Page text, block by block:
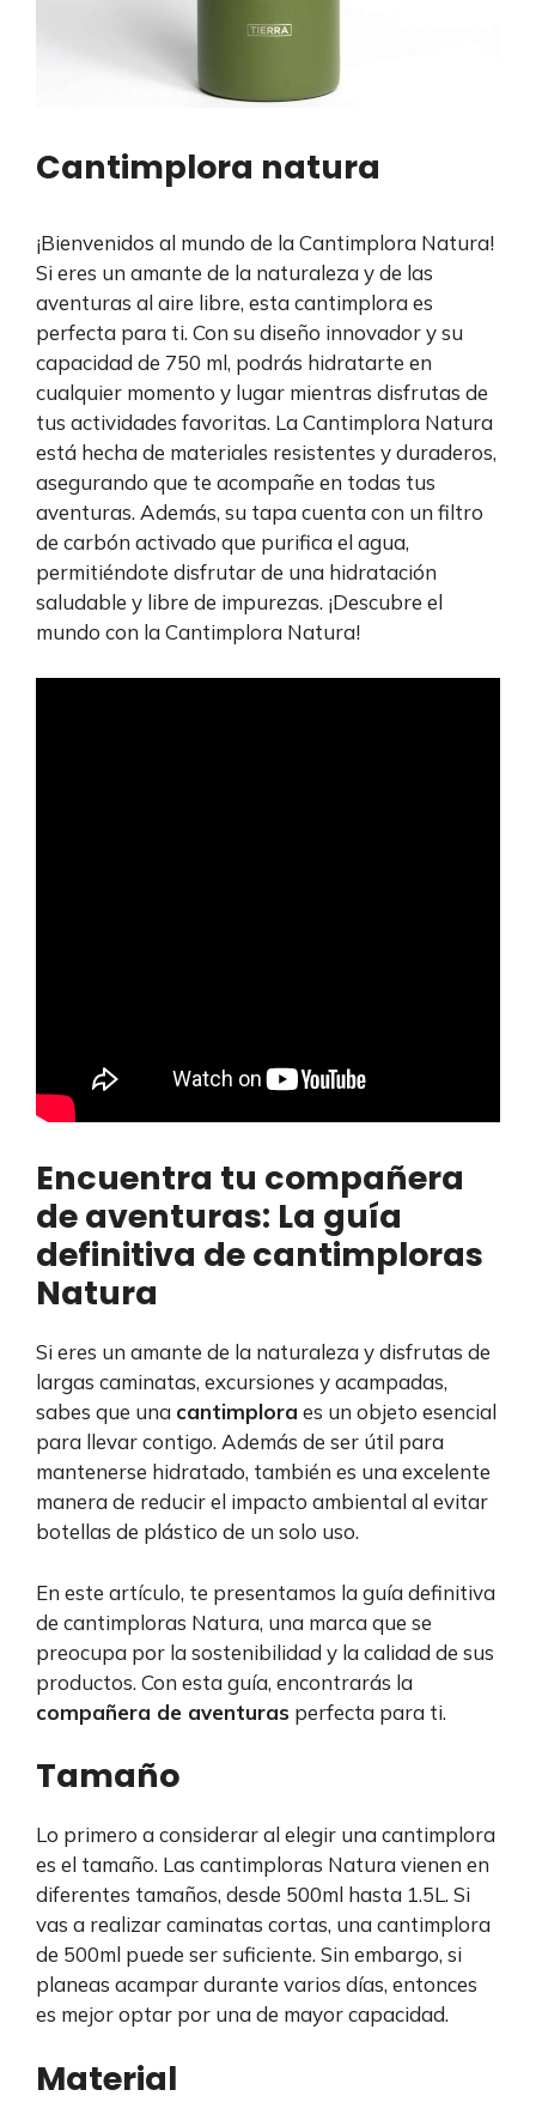
Cantimplora natura
¡Bienvenidos al mundo de la Cantimplora Natura!
Si eres un amante de la naturaleza y de las
aventuras al aire libre, esta cantimplora es
perfecta para ti. Con su diseño innovador y su
capacidad de 750 ml, podrás hidratarte en
cualquier momento y lugar mientras disfrutas de
tus actividades favoritas. La Cantimplora Natura
está hecha de materiales resistentes y duraderos,
asegurando que te acompañe en todas tus
aventuras. Además, su tapa cuenta con un filtro
de carbón activado que purifica el agua,
permitiéndote disfrutar de una hidratación
saludable y libre de impurezas. ¡Descubre el
mundo con la Cantimplora Natura!
Encuentra tu compañera
de aventuras: La guía
definitiva de cantimploras
Natura
Si eres un amante de la naturaleza y disfrutas de
largas caminatas, excursiones y acampadas,
sabes que una cantimplora es un objeto esencial
para llevar contigo. Además de ser útil para
mantenerse hidratado, también es una excelente
manera de reducir el impacto ambiental al evitar
botellas de plástico de un solo uso.
En este artículo, te presentamos la guía definitiva
de cantimploras Natura, una marca que se
preocupa por la sostenibilidad y la calidad de sus
productos. Con esta guía, encontrarás la
compañera de aventuras perfecta para ti.
Tamaño
Lo primero a considerar al elegir una cantimplora
es el tamaño. Las cantimploras Natura vienen en
diferentes tamaños, desde 500ml hasta 1.5L. Si
vas a realizar caminatas cortas, una cantimplora
de 500ml puede ser suficiente. Sin embargo, si
planeas acampar durante varios días, entonces
es mejor optar por una de mayor capacidad.
Material